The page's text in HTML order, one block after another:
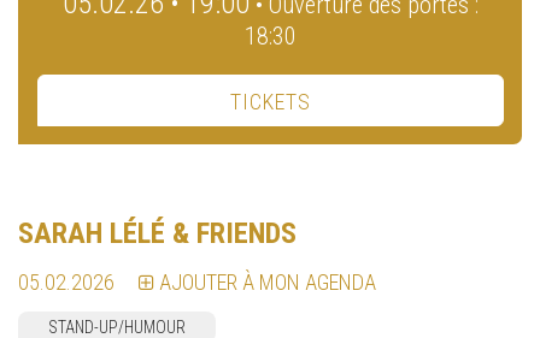
18:30
TICKETS
SARAH LÉLÉ & FRIENDS
05.02.2026 AJOUTER À MON AGENDA
STAND-UP/HUMOUR